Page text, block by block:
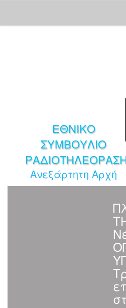
ΕΘΝΙΚΟ
ΣΥΜΒΟΥΛΙΟ
Ανεξάρτητη Αρχή